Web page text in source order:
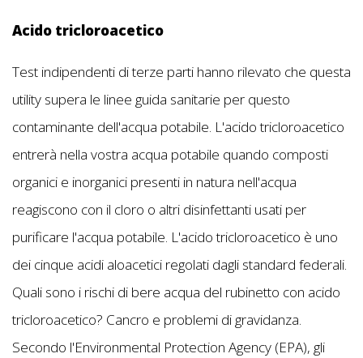
Acido tricloroacetico
Test indipendenti di terze parti hanno rilevato che questa
utility supera le linee guida sanitarie per questo
contaminante dell'acqua potabile. L'acido tricloroacetico
entrerà nella vostra acqua potabile quando composti
organici e inorganici presenti in natura nell'acqua
reagiscono con il cloro o altri disinfettanti usati per
purificare l'acqua potabile. L'acido tricloroacetico è uno
dei cinque acidi aloacetici regolati dagli standard federali.
Quali sono i rischi di bere acqua del rubinetto con acido
tricloroacetico? Cancro e problemi di gravidanza.
Secondo l'Environmental Protection Agency (EPA), gli